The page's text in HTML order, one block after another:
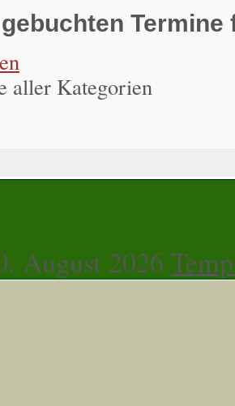
Termine
aller Kategorien
August 2026